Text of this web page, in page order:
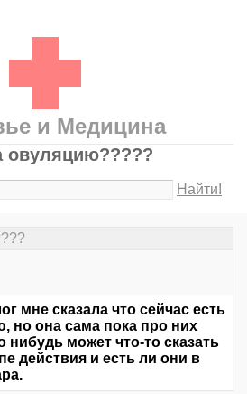
и Медицина
овуляцию?????
Найти!
мне сказала что сейчас есть
но она сама пока про них
нибудь может что-то сказать
действия и есть ли они в